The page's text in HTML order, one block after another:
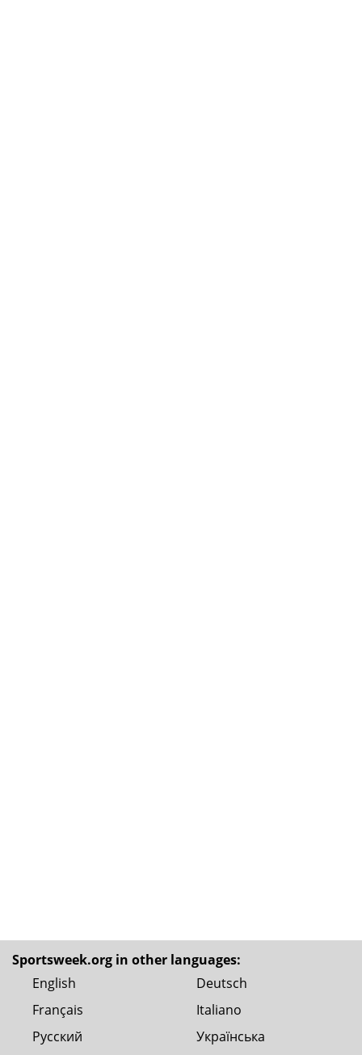
Sportsweek.org in other languages:
English
Deutsch
Français
Italiano
Русский
Українська